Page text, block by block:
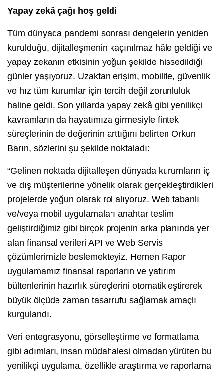
Yapay zekâ çağı hoş geldi
Tüm dünyada pandemi sonrası dengelerin yeniden
kurulduğu, dijitalleşmenin kaçınılmaz hâle geldiği ve
yapay zekanın etkisinin yoğun şekilde hissedildiği
günler yaşıyoruz. Uzaktan erişim, mobilite, güvenlik
ve hız tüm kurumlar için tercih değil zorunluluk
haline geldi. Son yıllarda yapay zekâ gibi yenilikçi
kavramların da hayatımıza girmesiyle fintek
süreçlerinin de değerinin arttığını belirten Orkun
Barın, sözlerini şu şekilde noktaladı:
“Gelinen noktada dijitalleşen dünyada kurumların iç
ve dış müşterilerine yönelik olarak gerçekleştirdikleri
projelerde yoğun olarak rol alıyoruz. Web tabanlı
ve/veya mobil uygulamaları anahtar teslim
geliştirdiğimiz gibi birçok projenin arka planında yer
alan finansal verileri API ve Web Servis
çözümlerimizle beslemekteyiz. Hemen Rapor
uygulamamız finansal raporların ve yatırım
bültenlerinin hazırlık süreçlerini otomatikleştirerek
büyük ölçüde zaman tasarrufu sağlamak amaçlı
kurgulandı.
Veri entegrasyonu, görselleştirme ve formatlama
gibi adımları, insan müdahalesi olmadan yürüten bu
yenilikçi uygulama, özellikle araştırma ve raporlama